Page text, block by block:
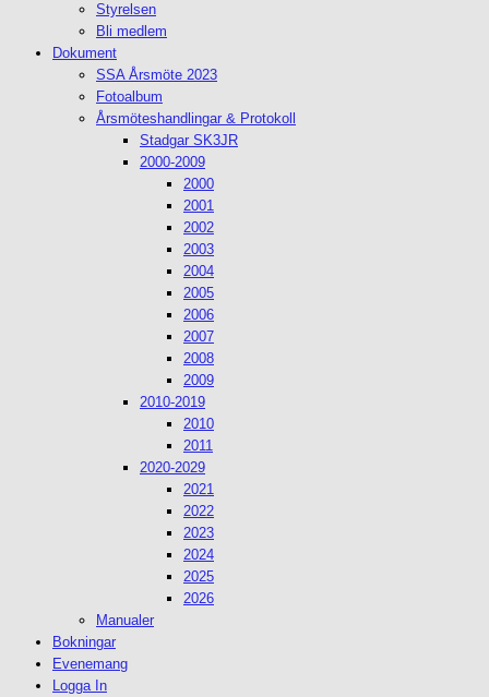
Styrelsen
Bli medlem
Dokument
SSA Årsmöte 2023
Fotoalbum
Årsmöteshandlingar & Protokoll
Stadgar SK3JR
2000-2009
2000
2001
2002
2003
2004
2005
2006
2007
2008
2009
2010-2019
2010
2011
2020-2029
2021
2022
2023
2024
2025
2026
Manualer
Bokningar
Evenemang
Logga In